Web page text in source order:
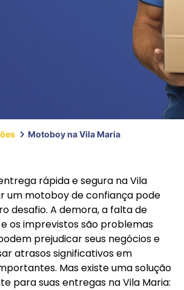
Motoboy na Vila Maria
rápida e segura na Vila
um motoboy de confiança pode
desafio. A demora, a falta de
os imprevistos são problemas
prejudicar seus negócios e
atrasos significativos em
Mas existe uma solução
para suas entregas na Vila Maria: